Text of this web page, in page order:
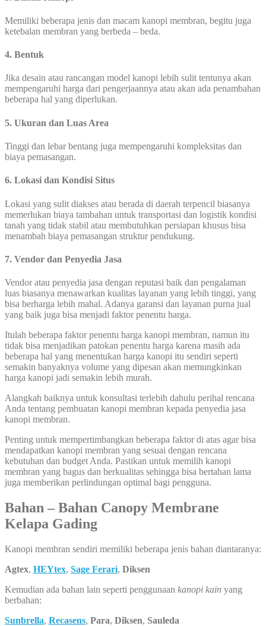
Memiliki beberapa jenis dan macam kanopi membran, begitu juga
ketebalan membran yang berbeda – beda.
4. Bentuk
Jika desain atau rancangan model kanopi lebih sulit tentunya akan
mempengaruhi harga dari pengerjaannya atau akan ada penambahan
beberapa hal yang diperlukan.
5. Ukuran dan Luas Area
Tinggi dan lebar bentang juga mempengaruhi kompleksitas dan
biaya pemasangan.
6. Lokasi dan Kondisi Situs
Lokasi yang sulit diakses atau berada di daerah terpencil biasanya
memerlukan biaya tambahan untuk transportasi dan logistik kondisi
tanah yang tidak stabil atau membutuhkan persiapan khusus bisa
menambah biaya pemasangan struktur pendukung.
7. Vendor dan Penyedia Jasa
Vendor atau penyedia jasa dengan reputasi baik dan pengalaman
luas biasanya menawarkan kualitas layanan yang lebih tinggi, yang
bisa berharga lebih mahal. Adanya garansi dan layanan purna jual
yang baik juga bisa menjadi faktor penentu harga.
Itulah beberapa faktor penentu harga kanopi membran, namun itu
tidak bisa menjadikan patokan penentu harga karena masih ada
beberapa hal yang menentukan harga kanopi itu sendiri seperti
semakin banyaknya volume yang dipesan akan memungkinkan
harga kanopi jadi semakin lebih murah.
Alangkah baiknya untuk konsultasi terlebih dahulu perihal rencana
Anda tentang pembuatan kanopi membran kepada penyedia jasa
kanopi membran.
Penting untuk mempertimbangkan beberapa faktor di atas agar bisa
mendapatkan kanopi membran yang sesuai dengan rencana
kebutuhan dan budget Anda. Pastikan untuk memilih kanopi
membran yang bagus dan berkualitas sehingga bisa bertahan lama
juga memberikan perlindungan optimal bagi pengguna.
Bahan – Bahan Canopy Membrane
Kelapa Gading
Kanopi membran sendiri memiliki beberapa jenis bahan diantaranya:
Agtex, HEYtex, Sage Ferari, Diksen
Kemudian ada bahan lain seperti penggunaan kanopi kain yang
berbahan:
Sunbrella, Recasens, Para, Diksen, Sauleda